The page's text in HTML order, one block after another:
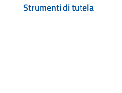
Strumenti di tutela